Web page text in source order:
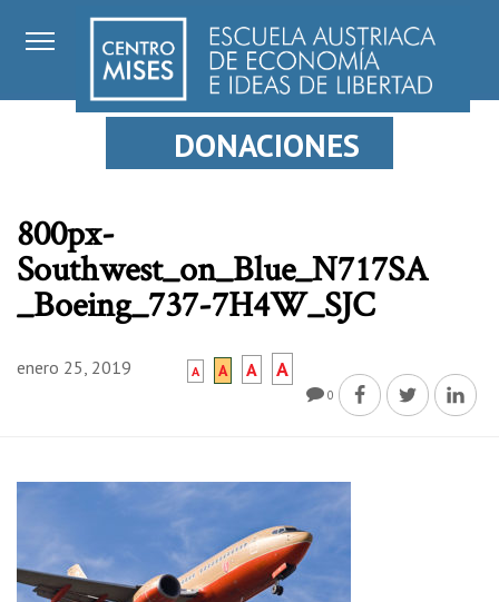
DONACIONES
800px-
Southwest_on_Blue_N717SA
_Boeing_737-7H4W_SJC
enero 25, 2019 A A A A
0